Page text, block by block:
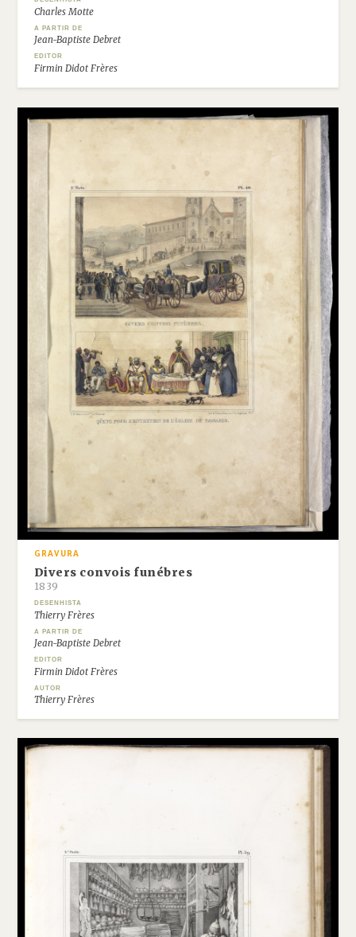
Charles Motte
A PARTIR DE
Jean-Baptiste Debret
EDITOR
Firmin Didot Frères
GRAVURA
Divers convois funébres
1839
DESENHISTA
Thierry Frères
A PARTIR DE
Jean-Baptiste Debret
EDITOR
Firmin Didot Frères
AUTOR
Thierry Frères